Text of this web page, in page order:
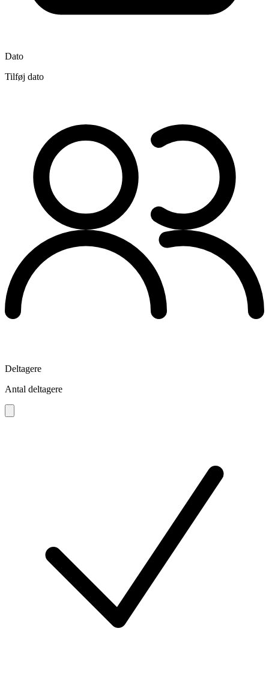
Dato
Tilføj dato
Deltagere
Antal deltagere